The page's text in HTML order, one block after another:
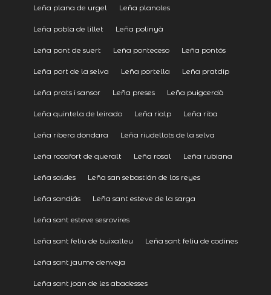
Leña plana de urgel Leña planoles
Leña pobla de lillet Leña polinyà
Leña pont de suert Leña ponteceso Leña pontós
Leña port de la selva Leña portella Leña pratdip
Leña prats i sansor Leña preses Leña puigcerdà
Leña quintela de leirado Leña rialp Leña riba
Leña ribera dondara Leña riudellots de la selva
Leña rocafort de queralt Leña rosal Leña rubiana
Leña saldes Leña san sebastián de los reyes
Leña sandiás Leña sant esteve de la sarga
Leña sant esteve sesrovires
Leña sant feliu de buixalleu Leña sant feliu de codines
Leña sant jaume denveja
Leña sant joan de les abadesses